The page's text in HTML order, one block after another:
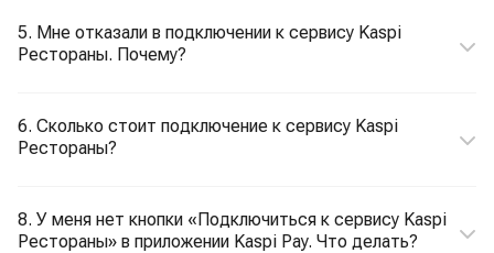
5. Мне отказали в подключении к сервису Kaspi
Рестораны. Почему?
6. Сколько стоит подключение к сервису Kaspi
Рестораны?
8. У меня нет кнопки «Подключиться к сервису Kaspi
Рестораны» в приложении Kaspi Pay. Что делать?